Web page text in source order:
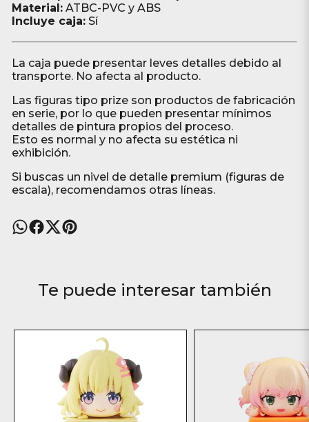
Material:ATBC-PVC y ABS
Incluye caja:Sí
La caja puede presentar leves detalles debido al
transporte. No afecta al producto.
Las figuras tipo prize son productos de fabricación
en serie, por lo que pueden presentar mínimos
detalles de pintura propios del proceso.
Esto es normal y no afecta su estética ni
exhibición.
Si buscas un nivel de detalle premium (figuras de
escala), recomendamos otras líneas.
Te puede interesar también